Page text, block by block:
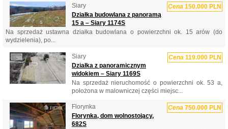
Siary Cena 150.000 PLN
Działka budowlana z panoramą
15 a – Siary 1174S
Na sprzedaż ustawna działka budowlana o powierzchni ok. 15 arów (do
wydzielenia), po...
Siary Cena 119.000 PLN
Działka z panoramicznym
widokiem – Siary 1169S
Na sprzedaż nieruchomość o powierzchni ok. 53 a,
położona w malowniczej części miejsc...
Florynka Cena 750.000 PLN
Florynka, dom wolnostojący,
682S